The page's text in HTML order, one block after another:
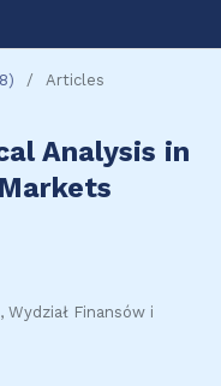
/ Articles
Analysis in
Finansów i